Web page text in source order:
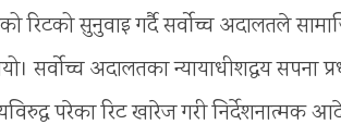
रिटको सुनुवाइ गर्दै सर्वोच्च अदालतले
सर्वोच्च अदालतका न्यायाधीशद्वय सपना
परेका रिट खारेज गरी निर्देशनात्मक